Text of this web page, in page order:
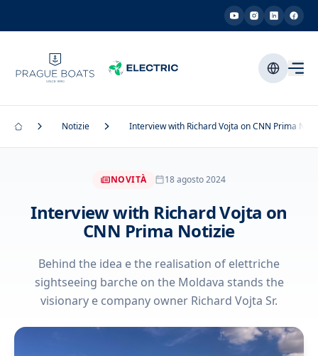
Notizie Interview with Richard Vojta on CNN Prima
NOVITÀ 18 agosto 2024
Interview with Richard Vojta on
CNN Prima Notizie
Behind the idea e the realisation of elettriche
sightseeing barche on the Moldava stands the
visionary e company owner Richard Vojta Sr.